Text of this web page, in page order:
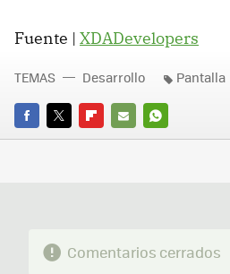
Fuente | XDADevelopers
FACEBOOK
TWITTERFLIPBOARD
E-
WHATSAPP
TEMAS Desarrollo Pantalla
Comentarios cerrados